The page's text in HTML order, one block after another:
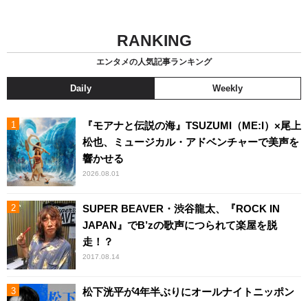
RANKING
エンタメの人気記事ランキング
Daily Weekly
『モアナと伝説の海』TSUZUMI（ME:I）×尾上
松也、ミュージカル・アドベンチャーで美声を
響かせる
2026.08.01
SUPER BEAVER・渋谷龍太、『ROCK IN
JAPAN』でB’zの歌声につられて楽屋を脱
走！？
2017.08.14
松下洸平が4年半ぶりにオールナイトニッポン